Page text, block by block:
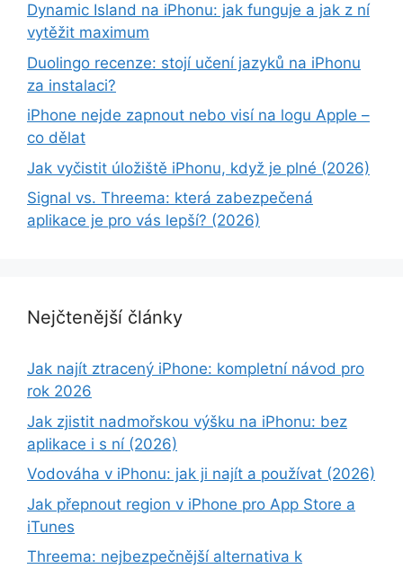
Dynamic Island na iPhonu: jak funguje a jak z ní
vytěžit maximum
Duolingo recenze: stojí učení jazyků na iPhonu
za instalaci?
iPhone nejde zapnout nebo visí na logu Apple –
co dělat
Jak vyčistit úložiště iPhonu, když je plné (2026)
Signal vs. Threema: která zabezpečená
aplikace je pro vás lepší? (2026)
Nejčtenější články
Jak najít ztracený iPhone: kompletní návod pro
rok 2026
Jak zjistit nadmořskou výšku na iPhonu: bez
aplikace i s ní (2026)
Vodováha v iPhonu: jak ji najít a používat (2026)
Jak přepnout region v iPhone pro App Store a
iTunes
Threema: nejbezpečnější alternativa k